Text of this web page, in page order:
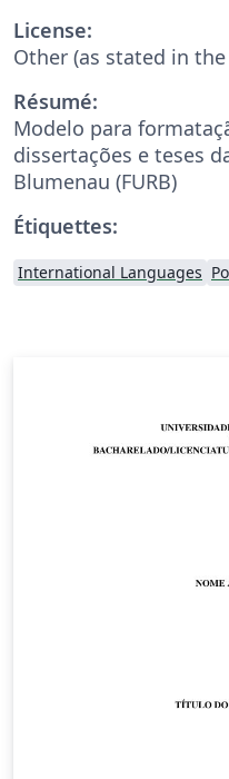
License:
Other (as stated in
Résumé:
Modelo para
dissertações e teses
Blumenau (FURB)
Étiquettes:
International Languages